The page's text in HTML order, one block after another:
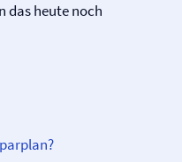
das heute noch